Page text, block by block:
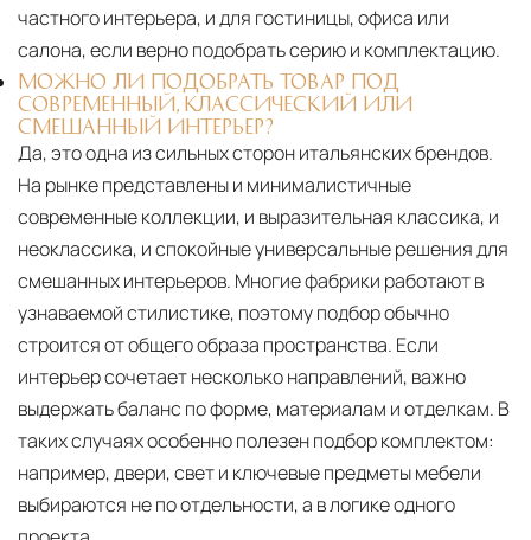
частного интерьера, и для гостиницы, офиса или
салона, если верно подобрать серию и комплектацию.
МОЖНО ЛИ ПОДОБРАТЬ ТОВАР ПОД
СОВРЕМЕННЫЙ, КЛАССИЧЕСКИЙ ИЛИ
СМЕШАННЫЙ ИНТЕРЬЕР?
Да, это одна из сильных сторон итальянских брендов.
На рынке представлены и минималистичные
современные коллекции, и выразительная классика, и
неоклассика, и спокойные универсальные решения для
смешанных интерьеров. Многие фабрики работают в
узнаваемой стилистике, поэтому подбор обычно
строится от общего образа пространства. Если
интерьер сочетает несколько направлений, важно
выдержать баланс по форме, материалам и отделкам. В
таких случаях особенно полезен подбор комплектом:
например, двери, свет и ключевые предметы мебели
выбираются не по отдельности, а в логике одного